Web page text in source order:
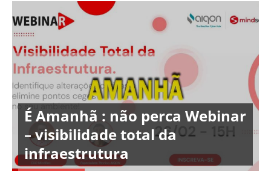
É Amanhã : não perca Webinar
– visibilidade total da
infraestrutura